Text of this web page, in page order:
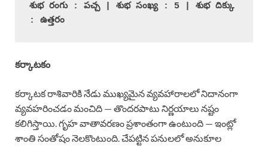
శుభ రంగు : పచ్చ | శుభ సంఖ్య : 5 | శుభ దిక్కు
: ఉత్తరం
కర్కాటకం
కర్కాటక రాశివారికి నేడు ముఖ్యమైన వ్యవహారాలలో నిదానంగా
వ్యవహరించడం మంచిది — తొందరపాటు నిర్ణయాలు నష్టం
కలిగిస్తాయి. గృహ వాతావరణం ప్రశాంతంగా ఉంటుంది — ఇంట్లో
శాంతి సంతోషం నెలకొంటుంది. చేపట్టిన పనులలో అనుకూల